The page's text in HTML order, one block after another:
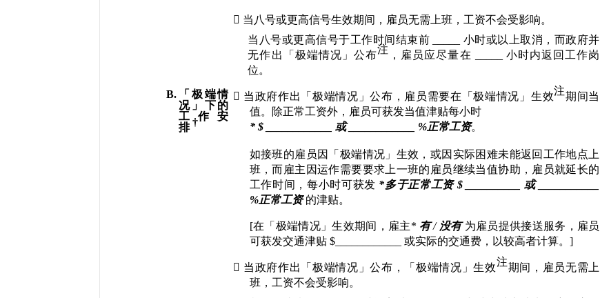
 当八号或更高信号生效期间，雇员无需上班，工资不会受影响。
当八号或更高信号于工作时间结束前
小时或以上取消，而政府并
无作出「极端情况」公布注 ，雇员应尽量在
小时内返回工作岗
位。
B.
「极端情
况」下的
工作安
排 †
 当政府作出「极端情况」公布，雇员需要在「极端情况」生效注期间当
值。除正常工资外，雇员可获发当值津贴每小时
* $ ____________ 或 ____________ %正常工资。
如接班的雇员因「极端情况」生效 ，或因 实际困难未能返回工作地点上
班，而雇主因运作需要要求上一班的 雇员继续当值协助，雇员就延长的
工作时间，每小时可获发 *多于正常工资 $ __________ 或 ___________
%正常工资 的津贴。
[在 「极端情况」生效期间 ，雇主* 有 / 没有 为雇员提供接送服务，雇员
可获发交通津贴 $____________ 或实际的交通费，以较高者计算。 ]
 当政府作出「极端情况」公布 ， 「极端情况」生效注期间，雇员无需上
班，工资不会受影响。